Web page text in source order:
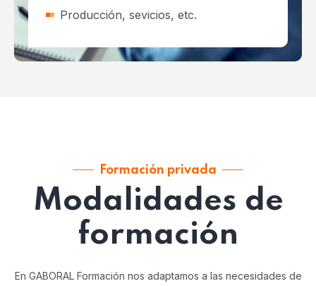
Producción, sevicios, etc.
Formación privada
Modalidades de
formación
En GABORAL Formación nos adaptamos a las necesidades de